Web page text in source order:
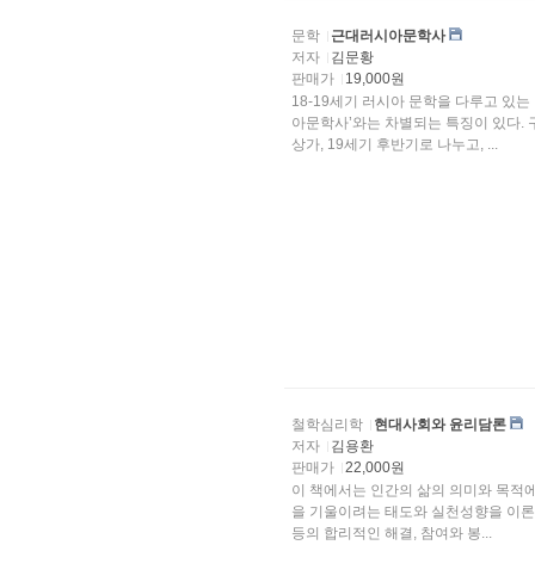
문학
근대러시아문학사
저자
김문황
판매가
19,000원
18-19세기 러시아 문학을 다루고 있
아문학사’와는 차별되는 특징이 있다
상가, 19세기 후반기로 나누고, ...
철학심리학
현대사회와 윤리담론
저자
김용환
판매가
22,000원
이 책에서는 인간의 삶의 의미와 목적
을 기울이려는 태도와 실천성향을 이론적으로 검토하고자 한다. 아울러 현대 사회에서 요청되는 갈
등의 합리적인 해결, 참여와 봉...